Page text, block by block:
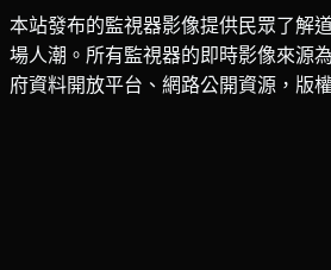
本站發布的監視器影像提供民眾了解
場人潮。所有監視器的即時影像來源
府資料開放平台、網路公開資源，版